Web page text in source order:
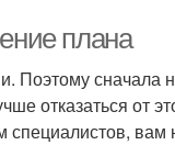
плана
Поэтому сначала
отказаться от
специалистов, вам